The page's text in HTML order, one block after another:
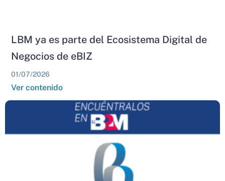
LBM ya es parte del Ecosistema Digital de
Negocios de eBIZ
01/07/2026
Ver contenido